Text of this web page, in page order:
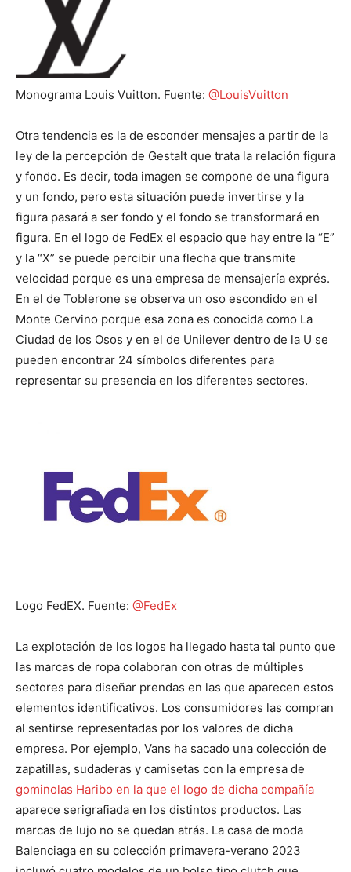
Monograma Louis Vuitton. Fuente: @LouisVuitton
Otra tendencia es la de esconder mensajes a partir de la
ley de la percepción de Gestalt que trata la relación figura
y fondo. Es decir, toda imagen se compone de una figura
y un fondo, pero esta situación puede invertirse y la
figura pasará a ser fondo y el fondo se transformará en
figura. En el logo de FedEx el espacio que hay entre la “E”
y la “X” se puede percibir una flecha que transmite
velocidad porque es una empresa de mensajería exprés.
En el de Toblerone se observa un oso escondido en el
Monte Cervino porque esa zona es conocida como La
Ciudad de los Osos y en el de Unilever dentro de la U se
pueden encontrar 24 símbolos diferentes para
representar su presencia en los diferentes sectores.
Logo FedEX. Fuente: @FedEx
La explotación de los logos ha llegado hasta tal punto que
las marcas de ropa colaboran con otras de múltiples
sectores para diseñar prendas en las que aparecen estos
elementos identificativos. Los consumidores las compran
al sentirse representadas por los valores de dicha
empresa. Por ejemplo, Vans ha sacado una colección de
zapatillas, sudaderas y camisetas con la empresa de
gominolas Haribo en la que el logo de dicha compañía
aparece serigrafiada en los distintos productos. Las
marcas de lujo no se quedan atrás. La casa de moda
Balenciaga en su colección primavera-verano 2023